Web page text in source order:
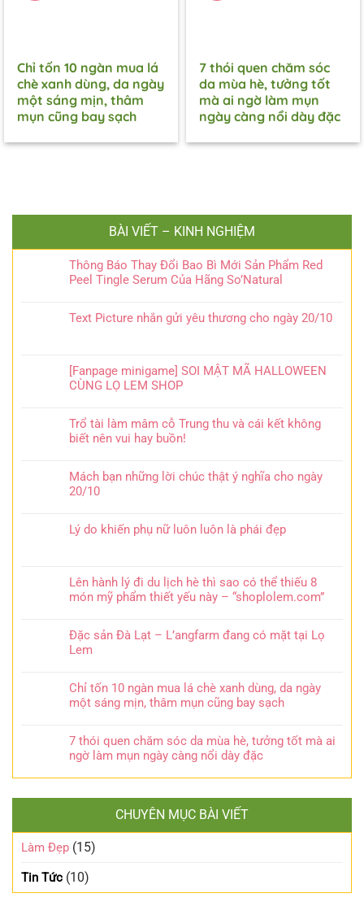
Chỉ tốn 10 ngàn mua lá
chè xanh dùng, da ngày
một sáng mịn, thâm
mụn cũng bay sạch
7 thói quen chăm sóc
da mùa hè, tưởng tốt
mà ai ngờ làm mụn
ngày càng nổi dày đặc
BÀI VIẾT – KINH NGHIỆM
Thông Báo Thay Đổi Bao Bì Mới Sản Phẩm Red
Peel Tingle Serum Của Hãng So’Natural
Text Picture nhắn gửi yêu thương cho ngày 20/10
[Fanpage minigame] SOI MẬT MÃ HALLOWEEN
CÙNG LỌ LEM SHOP
Trổ tài làm mâm cỗ Trung thu và cái kết không
biết nên vui hay buồn!
Mách bạn những lời chúc thật ý nghĩa cho ngày
20/10
Lý do khiến phụ nữ luôn luôn là phái đẹp
Lên hành lý đi du lịch hè thì sao có thể thiếu 8
món mỹ phẩm thiết yếu này – “shoplolem.com”
Đặc sản Đà Lạt – L’angfarm đang có mặt tại Lọ
Lem
Chỉ tốn 10 ngàn mua lá chè xanh dùng, da ngày
một sáng mịn, thâm mụn cũng bay sạch
7 thói quen chăm sóc da mùa hè, tưởng tốt mà ai
ngờ làm mụn ngày càng nổi dày đặc
CHUYÊN MỤC BÀI VIẾT
Làm Đẹp (15)
Tin Tức (10)